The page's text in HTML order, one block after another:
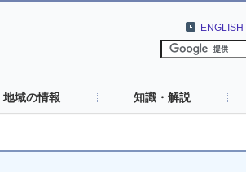
ENGLISH
地域の情報 知識・解説